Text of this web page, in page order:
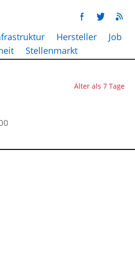
Hersteller
Job
Stellenmarkt
Älter als 7 Tage